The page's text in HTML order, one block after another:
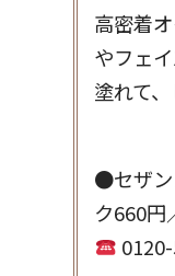
高密着
やフェ
塗れて、
●セザ
ク660